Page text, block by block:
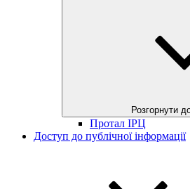
Розгорнути
Протал ІРЦ
Доступ до публічної інформації